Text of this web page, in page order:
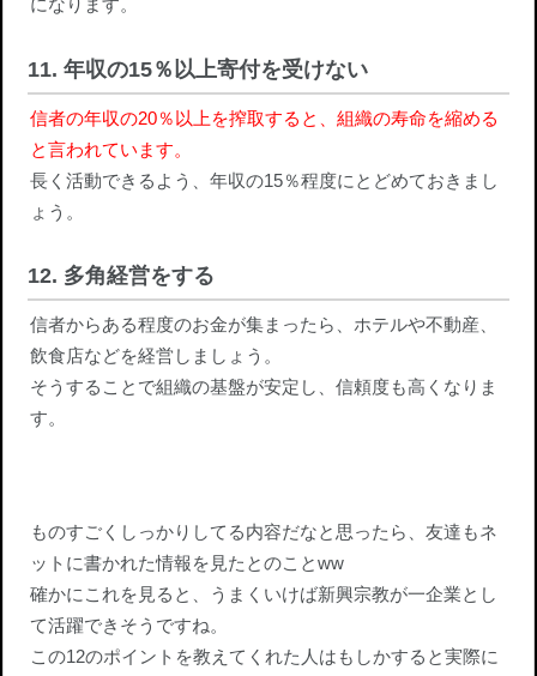
になります。
11. 年収の15％以上寄付を受けない
信者の年収の20％以上を搾取すると、組織の寿命を縮める
と言われています。
長く活動できるよう、年収の15％程度にとどめておきまし
ょう。
12. 多角経営をする
信者からある程度のお金が集まったら、ホテルや不動産、
飲食店などを経営しましょう。
そうすることで組織の基盤が安定し、信頼度も高くなりま
す。
ものすごくしっかりしてる内容だなと思ったら、友達もネ
ットに書かれた情報を見たとのことww
確かにこれを見ると、うまくいけば新興宗教が一企業とし
て活躍できそうですね。
この12のポイントを教えてくれた人はもしかすると実際に